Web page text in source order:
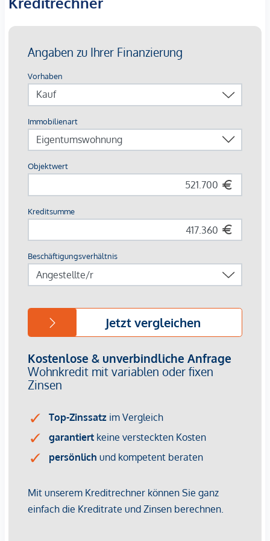
Ausführung und Ausstattung sind möglich.
Die Wohnungen sind teilweise bis Ende 2029 befristet
vermietet.
KFZ- Garagenstellplatz
von € 42.500,-dazu erworben werden.
dem zu vermittelnden Dritten ein familiäres oder
Der Vermittler ist als Doppelmakler tätig.
*Der Vertrag kommt nicht mit der INFINA Credit Broker
GmbH zustande. Das Objekt wird von einem externen
Immobilienunternehmen angeboten. Allfällige aus dem
gegenüber dem anbietenden Immobilienunternehmen
geltend zu machen. Wir weisen Sie darauf hin, dass die
unverbindliche Vorabinformationen sind und daher ohne
Gewähr erfolgen. Der Vermittler ist als Doppelmakler tätig.